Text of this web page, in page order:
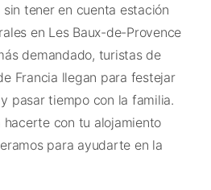
tener en cuenta estación
en Les Baux-de-Provence
demandado, turistas de
Francia llegan para festejar
pasar tiempo con la familia.
hacerte con tu alojamiento
para ayudarte en la